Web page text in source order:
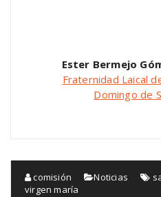
Ester Bermejo
Fraternidad Laical
Domingo de
comisión Noticias
virgen maría